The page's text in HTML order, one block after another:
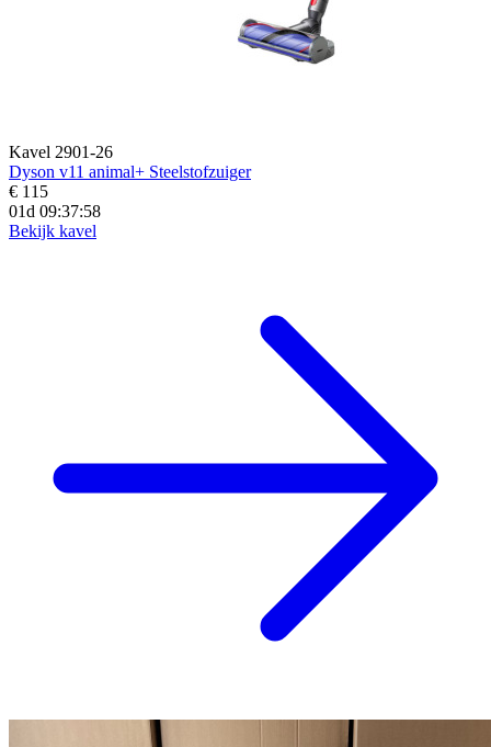
Kavel 2901-26
Dyson v11 animal+ Steelstofzuiger
€ 115
01d 09:37:56
Bekijk kavel